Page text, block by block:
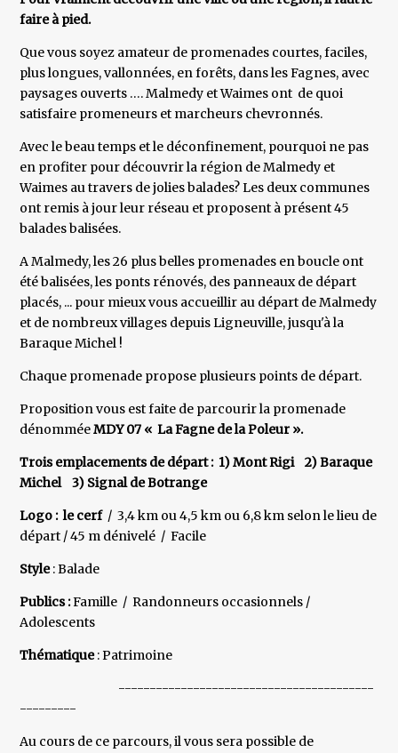
faire à pied.
Que vous soyez amateur de promenades courtes, faciles,
plus longues, vallonnées, en forêts, dans les Fagnes, avec
paysages ouverts …. Malmedy et Waimes ont de quoi
satisfaire promeneurs et marcheurs chevronnés.
Avec le beau temps et le déconfinement, pourquoi ne pas
en profiter pour découvrir la région de Malmedy et
Waimes au travers de jolies balades? Les deux communes
ont remis à jour leur réseau et proposent à présent 45
balades balisées.
A Malmedy, les 26 plus belles promenades en boucle ont
été balisées, les ponts rénovés, des panneaux de départ
placés, ... pour mieux vous accueillir au départ de Malmedy
et de nombreux villages depuis Ligneuville, jusqu'à la
Baraque Michel !
Chaque promenade propose plusieurs points de départ.
Proposition vous est faite de parcourir la promenade
dénomméeMDY 07 « La Fagne de la Poleur ».
Trois emplacements de départ : 1) Mont Rigi 2) Baraque
Michel 3) Signal de Botrange
Logo : le cerf / 3,4 km ou 4,5 km ou 6,8 km selon le lieu de
départ / 45 m dénivelé / Facile
Style: Balade
Publics :Famille / Randonneurs occasionnels /
Adolescents
Thématique: Patrimoine
-----------------------------------------
---------
Au cours de ce parcours, il vous sera possible de